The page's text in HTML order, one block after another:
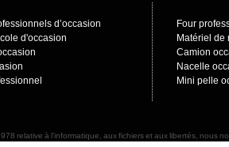
d’occasion
d'occasion
Four
Matériel de
Camion
Nacelle
Mini pelle
relative à l'informatique, aux fichiers et aux libertés,